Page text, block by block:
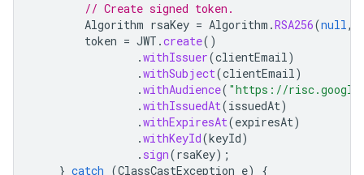
// Create signed token.
Algorithm rsaKey = Algorithm .RSA256(null,
token = JWT .create()
.withIssuer(clientEmail)
.withSubject(clientEmail)
.withAudience( "https://
.withIssuedAt(issuedAt)
.withExpiresAt(expiresAt)
.withKeyId(keyId)
. sign(rsaKey);
} catch (ClassCastException e)
{